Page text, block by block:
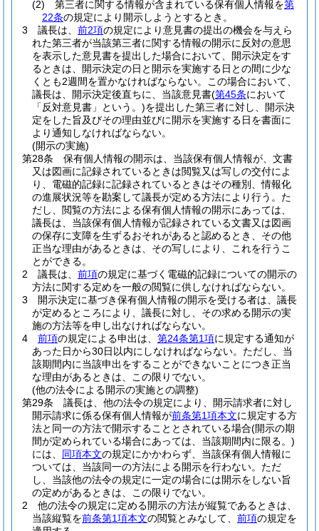
(2) 第三者に関する情報が含まれている保有個人情報を第
22条の規定により開示しようとするとき。
3
議長は、 前2項の規定により意見書の提出の機会を与えら
れた第三者が当該第三者に関する情報の開示に反対の意思
を表示した意見書を提出した場合において、開示決定をす
るときは、開示決定の日と開示を実施する日との間に少な
くとも2週間を置かなければならない。
この場合において、
議長は、開示決定後直ちに、当該意見書(第45条において
「反対意見書」という。)を提出した第三者に対し、開示決
定をした旨及びその理由並びに開示を実施する日を書面に
より通知しなければならない。
(開示の実施)
第28条
保有個人情報の開示は、当該保有個人情報が、文書
又は図画に記録されているときは閲覧又は写しの交付によ
り、電磁的記録に記録されているときはその種別、情報化
の進展状況等を勘案して議長が定める方法により行う。 た
だし、閲覧の方法による保有個人情報の開示にあっては、
議長は、当該保有個人情報が記録されている文書又は図画
の保存に支障を生ずるおそれがあると認めるとき、その他
正当な理由があるときは、その写しにより、これを行うこ
とができる。
2
議長は、 前項の規定に基づく電磁的記録についての開示の
方法に関する定めを一般の閲覧に供しなければならない。
3
開示決定に基づき保有個人情報の開示を受ける者は、議長
が定めるところにより、議長に対し、その求める開示の実
施の方法等を申し出なければならない。
4
前項の規定による申出は、 第24条第1項に規定する通知が
あった日から30日以内にしなければならない。 ただし、当
該期間内に当該申出をすることができないことにつき正当
な理由があるときは、この限りでない。
(他の法令による開示の実施との調整)
第29条
議長は、他の法令の規定により、開示請求者に対し
開示請求に係る保有個人情報が前条第1項本文に規定する方
法と同一の方法で開示することとされている場合(開示の期
間が定められている場合にあっては、当該期間内に限る。)
には、 同項本文の規定にかかわらず、当該保有個人情報に
ついては、当該同一の方法による開示を行わない。 ただ
し、当該他の法令の規定に一定の場合には開示をしない旨
の定めがあるときは、この限りでない。
2
他の法令の規定に定める開示の方法が縦覧であるときは、
当該縦覧を前条第1項本文の閲覧とみなして、 前項の規定を